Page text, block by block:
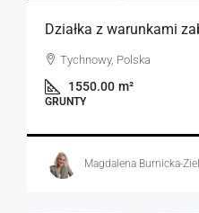
Działka z warunkami
Tychnowy, Polska
1550.00 m²
GRUNTY
Magdalena Burnicka-